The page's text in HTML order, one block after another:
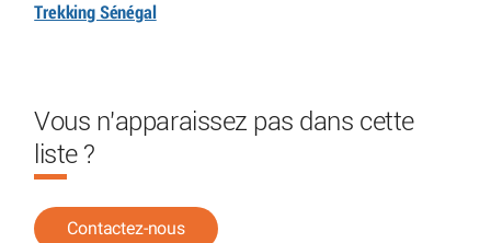
Trekking Sénégal
Vous n'apparaissez pas dans cette
liste ?
Contactez-nous